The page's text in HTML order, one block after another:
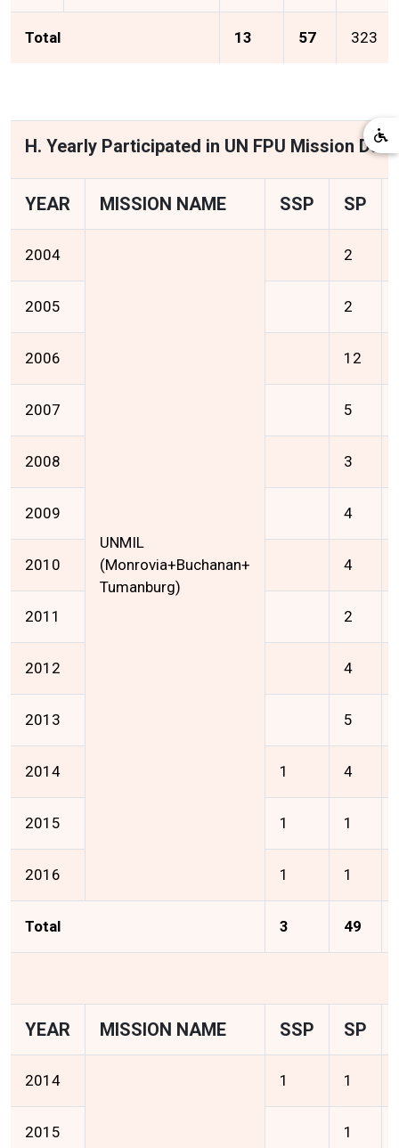
Total 13 57 323
H. Yearly Participated in UN FPU Mission Data
YEAR MISSION NAME SSP SP
2004
UNMIL
(Monrovia+Buchanan+
Tumanburg)
2
2005 2
2006 12
2007 5
2008 3
2009 4
2010 4
2011 2
2012 4
2013 5
2014 1 4
2015 1 1
2016 1 1
Total 3 49
YEAR MISSION NAME SSP SP
2014 1 1
2015 1